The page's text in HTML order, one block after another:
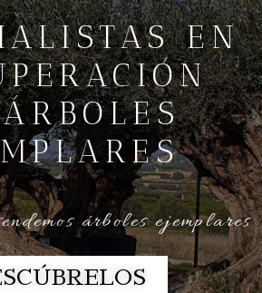
EN
árboles ejemplares